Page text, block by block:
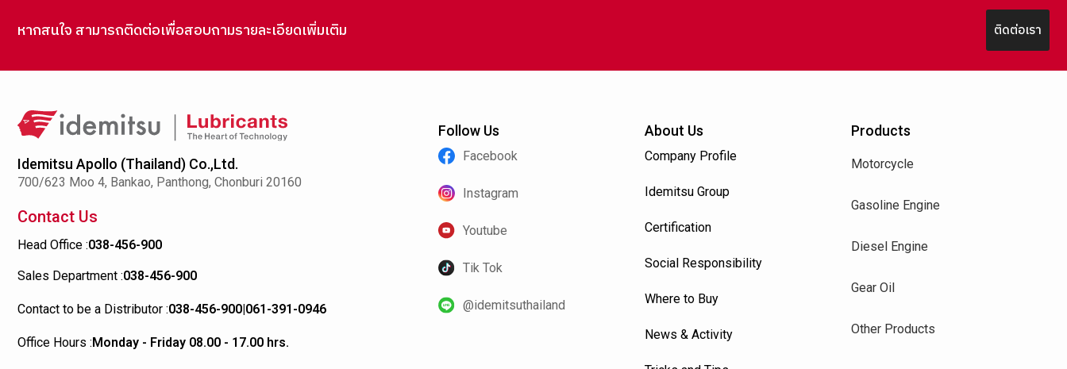
หากสนใจ สามารถติดต่อเพื่อสอบถามรายละเอียดเพิ่มเติม ติดต่อเรา
Idemitsu Apollo (Thailand) Co.,Ltd.
700/623 Moo 4, Bankao, Panthong, Chonburi 20160
Contact Us
Head Office :038-456-900
Sales Department :038-456-900
Contact to be a Distributor :038-456-900|061-391-0946
Office Hours :Monday - Friday 08.00 - 17.00 hrs.
Follow Us
Facebook
Instagram
Youtube
Tik Tok
@idemitsuthailand
About Us
Company Profile
Idemitsu Group
Certification
Social Responsibility
Where to Buy
News & Activity
Products
Motorcycle
Gasoline Engine
Diesel Engine
Gear Oil
Other Products